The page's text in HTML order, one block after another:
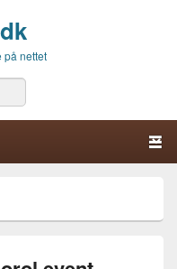
på nettet